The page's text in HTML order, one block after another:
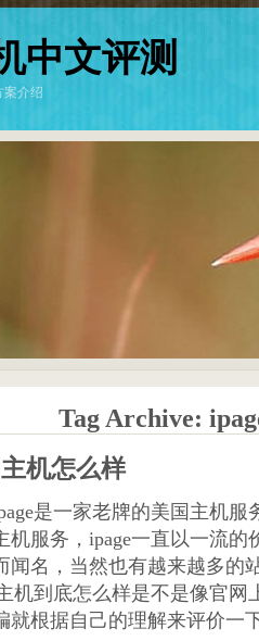
中文评测
案介绍
Tag Archive:
机怎么样
是一家老牌的美国主机服
机服务，ipage一直以一流
闻名，当然也有越来越多的
机到底怎么样是不是像官
就根据自己的理解来评价一